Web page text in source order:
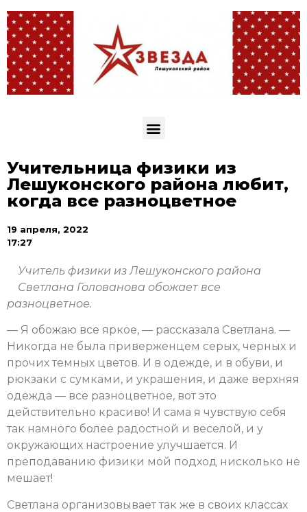
Учительница физики из
Лешуконского района любит,
когда все разноцветное
19 апреля, 2022
17:27
Учитель физики из Лешуконского района
Светлана Голованова обожает все
разноцветное.
— Я обожаю все яркое, — рассказала Светлана. —
Никогда не была приверженцем серых, черных и
прочих темных цветов. И в одежде, и в обуви, и
рюкзаки с сумками, и украшения, и даже верхняя
одежда — все разноцветное, вот это
действительно красиво! И сама я чувствую себя
так намного более радостной и веселой, и у
окружающих настроение улучшается. И
преподаванию физики мой подход нисколько не
мешает!
Светлана организовывает так же в своих классах